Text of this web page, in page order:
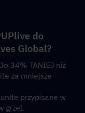
do
Global?
34% TANIEJ niż
za mniejsze
przypisane w
grze).